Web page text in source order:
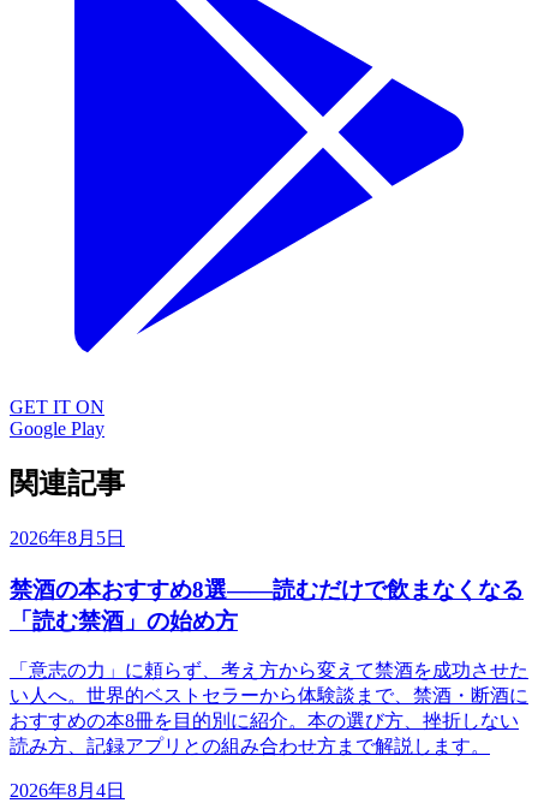
GET IT ON
Google Play
関連記事
2026年8月5日
禁酒の本おすすめ8選——読むだけで飲まなくなる
「読む禁酒」の始め方
「意志の力」に頼らず、考え方から変えて禁酒を成功させた
い人へ。世界的ベストセラーから体験談まで、禁酒・断酒に
おすすめの本8冊を目的別に紹介。本の選び方、挫折しない
読み方、記録アプリとの組み合わせ方まで解説します。
2026年8月4日